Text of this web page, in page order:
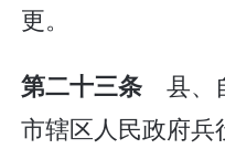
更。
第二十三条 县、
市辖区人民政府